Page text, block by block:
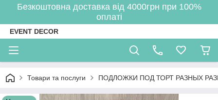
Безкоштовна доставка від 4000грн при 100%
оплаті
EVENT DECOR
Товари та послуги ПОДЛОЖКИ ПОД ТОРТ РАЗНЫХ